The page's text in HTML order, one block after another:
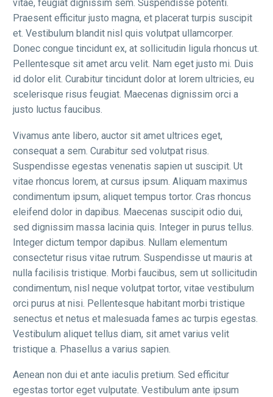
vitae, feugiat dignissim sem. Suspendisse potenti.
Praesent efficitur justo magna, et placerat turpis suscipit
et. Vestibulum blandit nisl quis volutpat ullamcorper.
Donec congue tincidunt ex, at sollicitudin ligula rhoncus ut.
Pellentesque sit amet arcu velit. Nam eget justo mi. Duis
id dolor elit. Curabitur tincidunt dolor at lorem ultricies, eu
scelerisque risus feugiat. Maecenas dignissim orci a
justo luctus faucibus.
Vivamus ante libero, auctor sit amet ultrices eget,
consequat a sem. Curabitur sed volutpat risus.
Suspendisse egestas venenatis sapien ut suscipit. Ut
vitae rhoncus lorem, at cursus ipsum. Aliquam maximus
condimentum ipsum, aliquet tempus tortor. Cras rhoncus
eleifend dolor in dapibus. Maecenas suscipit odio dui,
sed dignissim massa lacinia quis. Integer in purus tellus.
Integer dictum tempor dapibus. Nullam elementum
consectetur risus vitae rutrum. Suspendisse ut mauris at
nulla facilisis tristique. Morbi faucibus, sem ut sollicitudin
condimentum, nisl neque volutpat tortor, vitae vestibulum
orci purus at nisi. Pellentesque habitant morbi tristique
senectus et netus et malesuada fames ac turpis egestas.
Vestibulum aliquet tellus diam, sit amet varius velit
tristique a. Phasellus a varius sapien.
Aenean non dui et ante iaculis pretium. Sed efficitur
egestas tortor eget vulputate. Vestibulum ante ipsum